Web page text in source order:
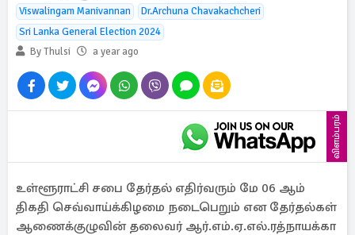
Viswalingam Manivannan
Dr.Archuna Chavakachcheri
Sri Lanka General Election 2024
By Thulsi
a year ago
விளம்பரம்
உள்ளூராட்சி சபை தேர்தல் எதிர்வரும் மே 06 ஆம்
திகதி செவ்வாய்க்கிழமை நடைபெறும் என தேர்தல்கள்
ஆணைக்குழுவின் தலைவர் ஆர்.எம்.ஏ.எல்.ரத்நாயக்கா